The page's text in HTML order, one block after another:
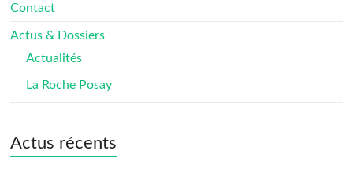
Contact
Actus & Dossiers
Actualités
La Roche Posay
Actus récents